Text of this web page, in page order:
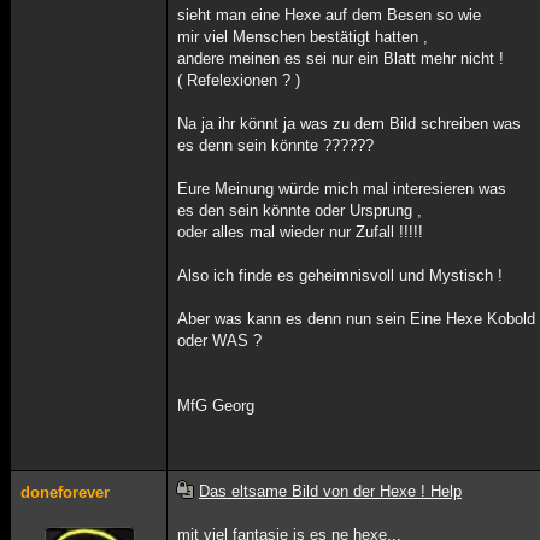
sieht man eine Hexe auf dem Besen so wie
mir viel Menschen bestätigt hatten ,
andere meinen es sei nur ein Blatt mehr nicht !
( Refelexionen ? )
Na ja ihr könnt ja was zu dem Bild schreiben was
es denn sein könnte ??????
Eure Meinung würde mich mal interesieren was
es den sein könnte oder Ursprung ,
oder alles mal wieder nur Zufall !!!!!
Also ich finde es geheimnisvoll und Mystisch !
Aber was kann es denn nun sein Eine Hexe Kobold
oder WAS ?
MfG Georg
doneforever Das eltsame Bild von der Hexe ! Help
mit viel fantasie is es ne hexe...